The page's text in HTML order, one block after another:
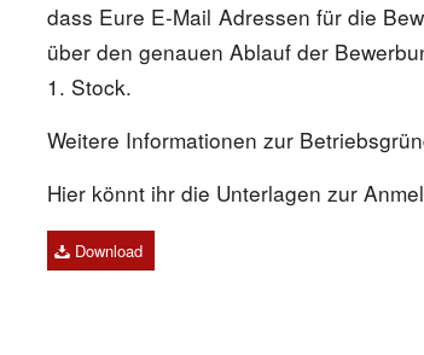
dass Eure E-Mail Adressen für die
über den genauen Ablauf der
1. Stock.
Weitere Informationen zur
Hier könnt ihr die Unterlagen zur
Download